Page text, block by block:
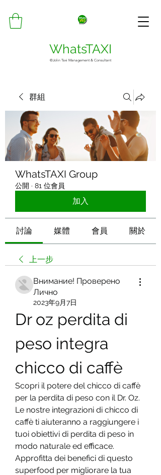
WhatsTAXI
©Jolin Taxi Management & Consultant
群組
WhatsTAXI Group
公開 · 81 位會員
加入
討論 媒體 會員 關於
上一步
Внимание! Проверено
Лично
2023年9月7日
Dr oz perdita di
peso integra
chicco di caffè
Scopri il potere del chicco di caffè
per la perdita di peso con il Dr. Oz.
Le nostre integrazioni di chicco di
caffè ti aiuteranno a raggiungere i
tuoi obiettivi di perdita di peso in
modo naturale ed efficace.
Approfitta dei benefici di questo
superfood per migliorare la tua